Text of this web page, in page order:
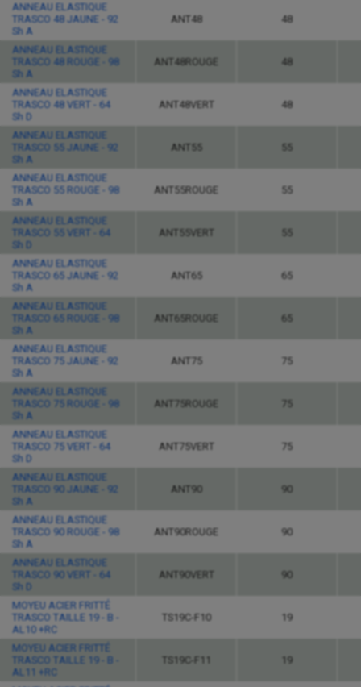
ANNEAU ELASTIQUE
TRASCO 48 JAUNE - 92
Sh A
ANT48 48
ANNEAU ELASTIQUE
TRASCO 48 ROUGE - 98
Sh A
ANT48ROUGE 48
ANNEAU ELASTIQUE
TRASCO 48 VERT - 64
Sh D
ANT48VERT 48
ANNEAU ELASTIQUE
TRASCO 55 JAUNE - 92
Sh A
ANT55
ANNEAU ELASTIQUE
TRASCO 55 ROUGE - 98
Sh A
ANT55ROUGE 55
ANNEAU ELASTIQUE
TRASCO 55 VERT - 64
Sh D
ANT55VERT
ANNEAU ELASTIQUE
TRASCO 65 JAUNE - 92
Sh A
ANT65 65
ANNEAU ELASTIQUE
TRASCO 65 ROUGE - 98
Sh A
ANT65ROUGE 65
ANNEAU ELASTIQUE
TRASCO 75 JAUNE - 92
Sh A
ANT75 75
ANNEAU ELASTIQUE
TRASCO 75 ROUGE - 98
Sh A
ANT75ROUGE 75
ANNEAU ELASTIQUE
TRASCO 75 VERT - 64
Sh D
ANT75VERT 75
ANNEAU ELASTIQUE
TRASCO 90 JAUNE - 92
Sh A
ANT90 90
ANNEAU ELASTIQUE
TRASCO 90 ROUGE - 98
Sh A
ANT90ROUGE 90
ANNEAU ELASTIQUE
TRASCO 90 VERT - 64
Sh D
ANT90VERT 90
MOYEU ACIER FRITTÉ
TRASCO TAILLE 19 - B -
AL10 +RC
TS19C-F10 19
MOYEU ACIER FRITTÉ
TRASCO TAILLE 19 - B -
AL11 +RC
TS19C-F11 19